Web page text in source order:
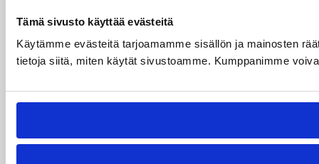
Tämä sivusto käyttää evästeitä
Käytämme evästeitä tarjoamamme sisällön ja mainosten
tietoja siitä, miten käytät sivustoamme. Kumppanimme